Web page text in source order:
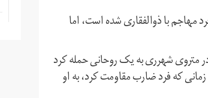
با ذوالفقاری شده است، اما
متروی شهرری به یک روحانی حمله کرد
که فرد ضارب مقاومت کرد، به او